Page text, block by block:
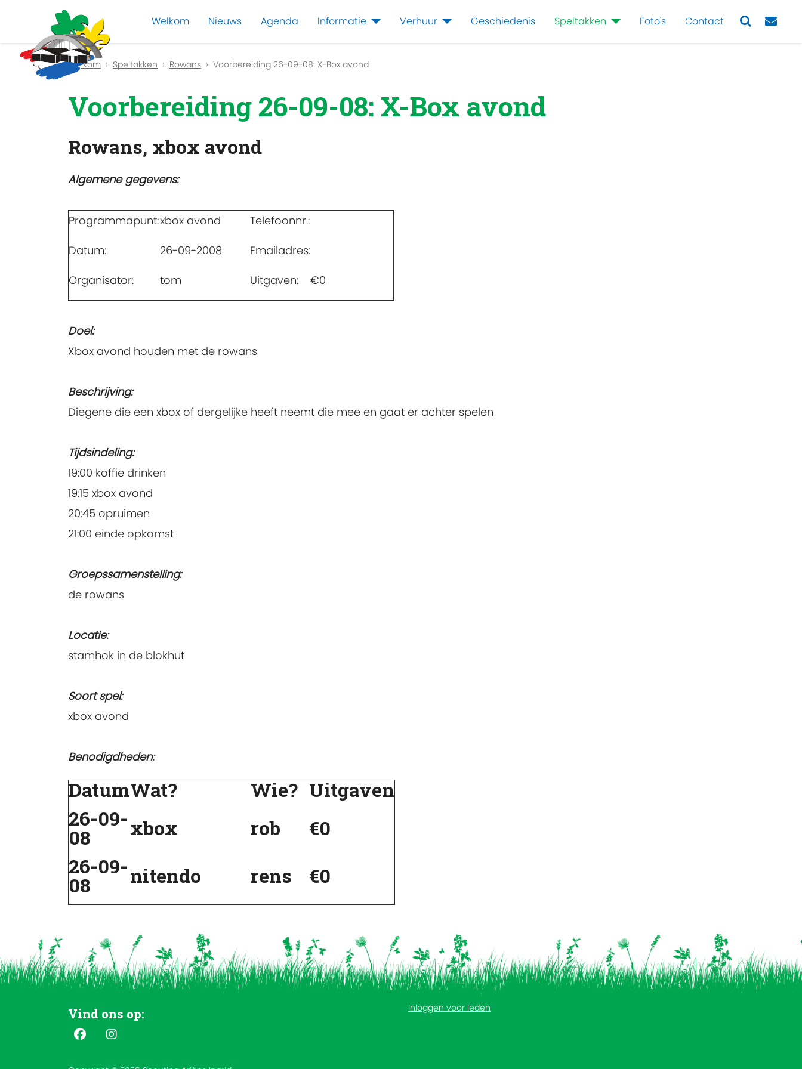
Welkom Nieuws Agenda Informatie Verhuur Geschiedenis Speltakken Foto's Contact
Previous
Welkom Speltakken Rowans Voorbereiding 26-09-08: X-Box avond
Voorbereiding 26-09-08: X-Box avond
Rowans, xbox avond
Algemene gegevens:
Programmapunt:xbox avond
Telefoonnr.:
Datum: 26-09-2008
Emailadres:
Organisator:
tom Uitgaven: €0
Doel:
Xbox avond houden met de rowans
Beschrijving:
Diegene die een xbox of dergelijke heeft neemt die mee en gaat er achter spelen
Tijdsindeling:
19:00 koffie drinken
19:15 xbox avond
20:45 opruimen
21:00 einde opkomst
Groepssamenstelling:
de rowans
Locatie:
stamhok in de blokhut
Soort spel:
xbox avond
Benodigdheden:
DatumWat? Wie? Uitgaven
26-09-
08 xbox rob
€0
26-09-
08 nitendo rens €0
Vind ons op: Inloggen voor leden